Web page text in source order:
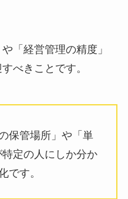
「経営管理の精度」
べきことです。
保管場所」や「単
定の人にしか分か
です。